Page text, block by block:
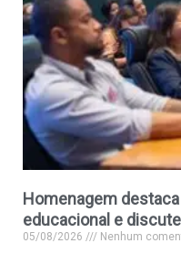
Homenagem
educacional e
05/08/2026 Nenhum